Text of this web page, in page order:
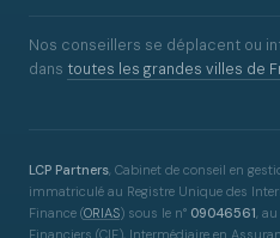
Nos conseillers se déplacent ou
dans toutes les grandes villes de
LCP Partners , Cabinet de conseil en
immatriculé au Registre Unique des
Finance (ORIAS) sous le n° 09046561 ,
Financiers (CIF), Intermédiaire en